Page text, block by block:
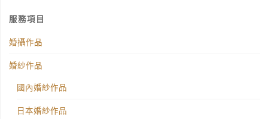
服務項目
婚攝作品
婚紗作品
國內婚紗作品
日本婚紗作品